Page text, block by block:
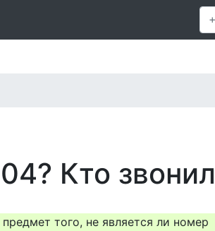
Кто
того, не является ли номер